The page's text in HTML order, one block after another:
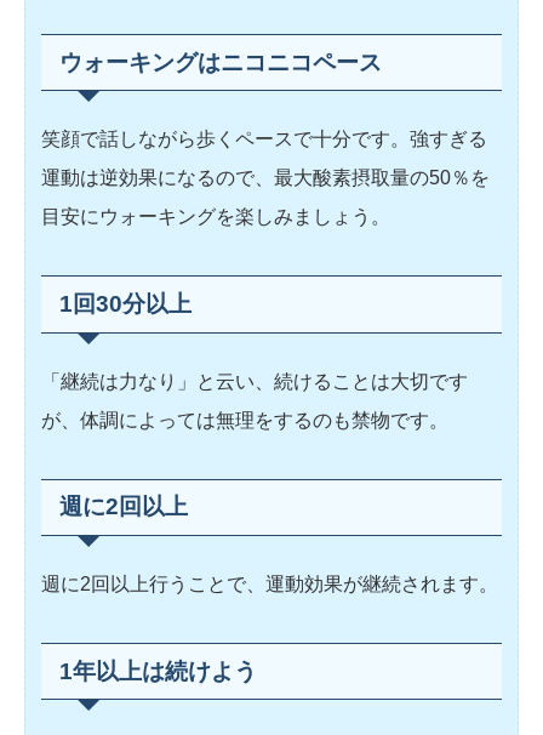
ウォーキングはニコニコペース
笑顔で話しながら歩くペースで十分です。強すぎる
運動は逆効果になるので、最大酸素摂取量の50％を
目安にウォーキングを楽しみましょう。
1回30分以上
「継続は力なり」と云い、続けることは大切です
が、体調によっては無理をするのも禁物です。
週に2回以上
週に2回以上行うことで、運動効果が継続されます。
1年以上は続けよう